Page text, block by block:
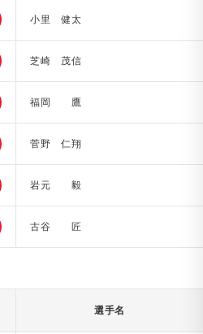
小里 健太
芝崎 茂信
福岡 鷹
菅野 仁翔
岩元 毅
古谷 匠
選手名